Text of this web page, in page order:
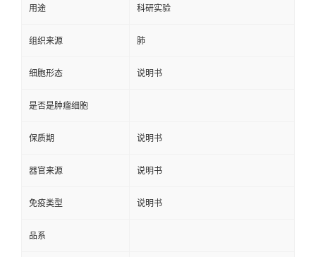
用途 科研实验
组织来源 肺
细胞形态 说明书
是否是肿瘤细胞
保质期 说明书
器官来源 说明书
免疫类型 说明书
品系